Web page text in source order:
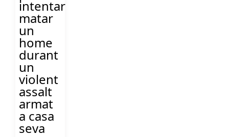
intentar
matar
un
home
durant
un
violent
assalt
armat
a casa
seva